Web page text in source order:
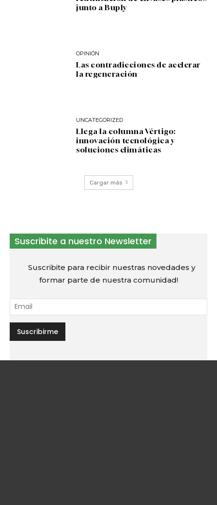
junto a Buply
OPINIÓN
Las contradicciones de acelerar
la regeneración
UNCATEGORIZED
Llega la columna Vértigo:
innovación tecnológica y
soluciones climáticas
Cargar más
Suscribite a nuestro Newsletter
Suscribite para recibir nuestras novedades y
formar parte de nuestra comunidad!